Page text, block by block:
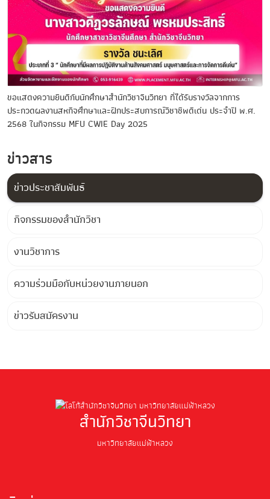
ขอแสดงความยินดีกับนักศึกษาสำนักวิชาจีนวิทยา ที่ได้รับรางวัลจากการ
ประกวดผลงานสหกิจศึกษาและฝีกประสบการณ์วิชาชีพดีเด่น ประจำปี พ.ศ.
2568 ในกิจกรรม MFU CWIE Day 2025
ข่าวสาร
ข่าวประชาสัมพันธ์
กิจกรรมของสำนักวิชา
งานวิชาการ
ความร่วมมือกับหน่วยงานภายนอก
ข่าวรับสมัครงาน
สำนักวิชาจีนวิทยา
มหาวิทยาลัยแม่ฟ้าหลวง